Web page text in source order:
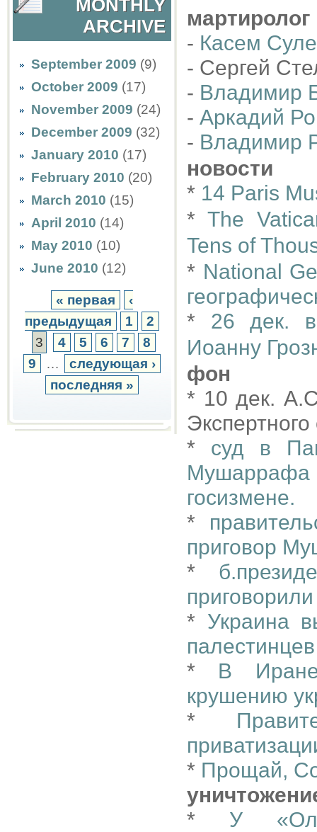
MONTHLY
ARCHIVE
September 2009 (9)
October 2009 (17)
November 2009 (24)
December 2009 (32)
January 2010 (17)
February 2010 (20)
March 2010 (15)
April 2010 (14)
May 2010 (10)
June 2010 (12)
« первая
‹
предыдущая
1
2
3
4 5 6 7
8
9
…
следующая ›
последняя »
мартиролог
- Касем
- Сергей
- Владимир
- Аркадий
- Владимир
новости
* 14 Paris
* The
Tens of
* National
* 26 дек. в
Иоанну
фон
* 10 дек.
* суд в
госизмене.
*
приговор
*
* Украина
палестинцев
* В
крушению
*
* Прощай,
* У